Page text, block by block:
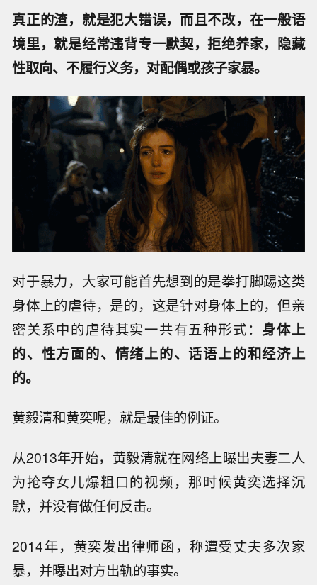
真正的渣，就是犯大错误，而且不改，在一般语
境里，就是经常违背专一默契，拒绝养家，隐藏
性取向、不履行义务，对配偶或孩子家暴。
对于暴力，大家可能首先想到的是拳打脚踢这类
身体上的虐待，是的，这是针对身体上的，但亲
密关系中的虐待其实一共有五种形式： 身体上
的、性方面的、情绪上的、话语上的和经济上
的。
黄毅清和黄奕呢，就是最佳的例证。
从2013年开始，黄毅清就在网络上曝出夫妻二人
为抢夺女儿爆粗口的视频，那时候黄奕选择沉
默，并没有做任何反击。
2014年，黄奕发出律师函，称遭受丈夫多次家
暴，并曝出对方出轨的事实。